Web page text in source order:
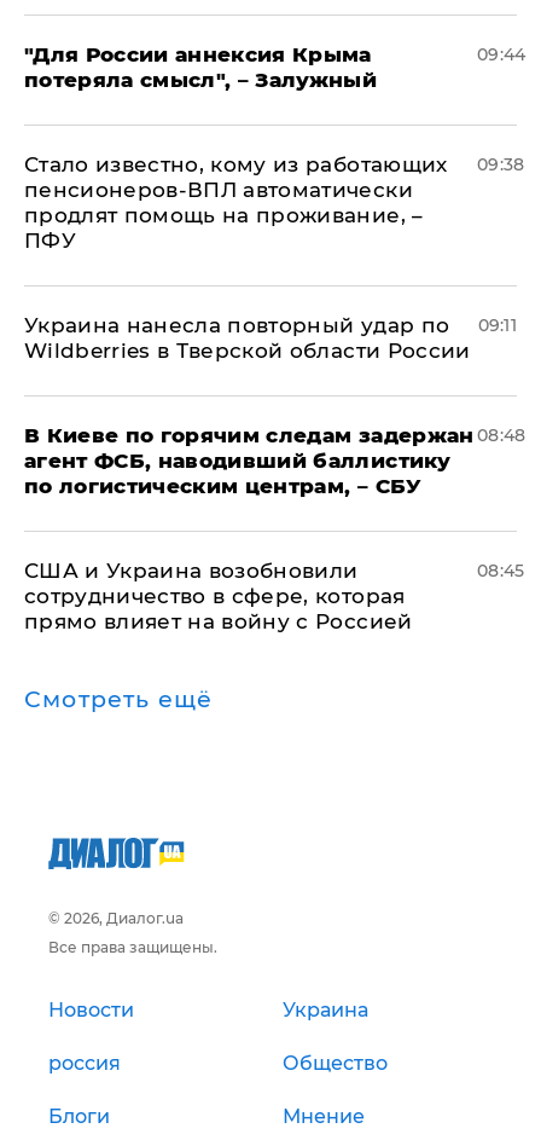
"Для России аннексия Крыма
потеряла смысл", – Залужный
09:44
Стало известно, кому из работающих
пенсионеров-ВПЛ автоматически
продлят помощь на проживание, –
ПФУ
09:38
Украина нанесла повторный удар по
Wildberries в Тверской области России
09:11
В Киеве по горячим следам задержан
агент ФСБ, наводивший баллистику
по логистическим центрам, – СБУ
08:48
США и Украина возобновили
сотрудничество в сфере, которая
прямо влияет на войну с Россией
08:45
Смотреть ещё
© 2026, Диалог.ua
Все права защищены.
Новости Украина
россия Общество
Блоги Мнение